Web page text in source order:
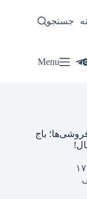
سیاسی
جستجو
Menu
باج